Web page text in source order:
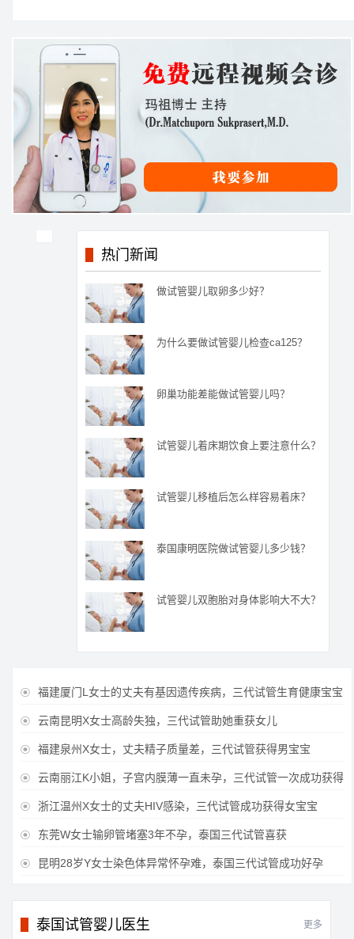
热门新闻
做试管婴儿取卵多少好？
为什么要做试管婴儿检查ca125？
卵巢功能差能做试管婴儿吗？
试管婴儿着床期饮食上要注意什么？
试管婴儿移植后怎么样容易着床？
泰国康明医院做试管婴儿多少钱？
试管婴儿双胞胎对身体影响大不大？
 福建厦门L女士的丈夫有基因遗传疾病，三代试管生育健康宝宝
 云南昆明X女士高龄失独，三代试管助她重获女儿
 福建泉州X女士，丈夫精子质量差，三代试管获得男宝宝
 云南丽江K小姐，子宫内膜薄一直未孕，三代试管一次成功获得
 浙江温州X女士的丈夫HIV感染，三代试管成功获得女宝宝
 东莞W女士输卵管堵塞3年不孕，泰国三代试管喜获
 昆明28岁Y女士染色体异常怀孕难，泰国三代试管成功好孕
泰国试管婴儿医生 更多